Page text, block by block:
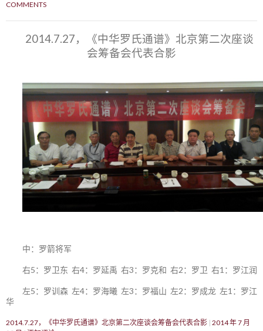
COMMENTS
2014.7.27，《中华罗氏通谱》北京第二次座谈
会筹备会代表合影
中：罗箭将军
右5：罗卫东 右4：罗延禹 右3：罗克和 右2：罗卫 右1：罗江润
左5：罗训森 左4：罗海曦 左3：罗福山 左2：罗成龙 左1：罗江
华
2014.7.27，《中华罗氏通谱》北京第二次座谈会筹备会代表合影 2014 年 7 月